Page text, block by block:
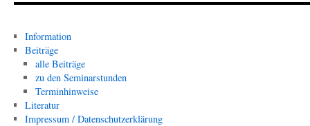
Information
Beiträge
alle Beiträge
zu den Seminarstunden
Terminhinweise
Literatur
Impressum / Datenschutzerklärung